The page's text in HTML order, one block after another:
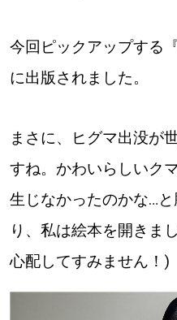
今回ピックアップする
に出版されました。
まさに、ヒグマ出没が
すね。かわいらしいク
生じなかったのかな…
り、私は絵本を開きま
心配してすみません！)